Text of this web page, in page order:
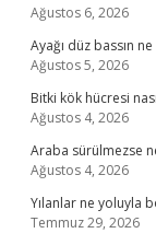
Ağustos 6, 2026
Ayağı düz bassın
Ağustos 5, 2026
Bitki kök hücresi
Ağustos 4, 2026
Araba sürülmezse
Ağustos 4, 2026
Yılanlar ne yoluyla
Temmuz 29, 2026